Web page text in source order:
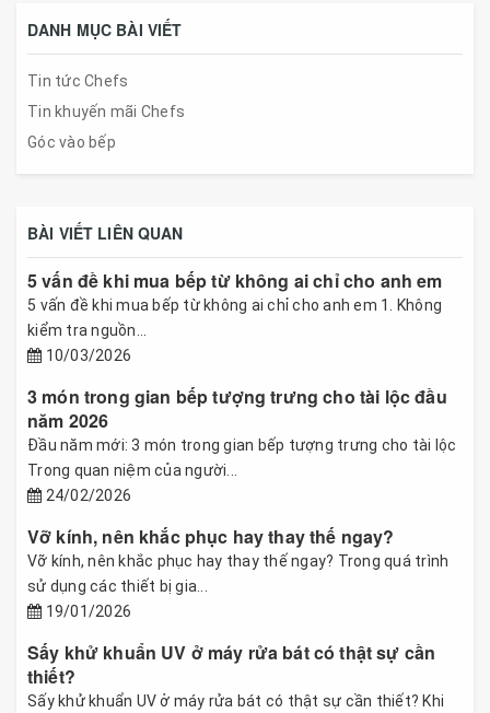
DANH MỤC BÀI VIẾT
Tin tức Chefs
Tin khuyến mãi Chefs
Góc vào bếp
BÀI VIẾT LIÊN QUAN
5 vấn đề khi mua bếp từ không ai chỉ cho anh em
5 vấn đề khi mua bếp từ không ai chỉ cho anh em 1. Không
kiểm tra nguồn...
10/03/2026
3 món trong gian bếp tượng trưng cho tài lộc đầu
năm 2026
Đầu năm mới: 3 món trong gian bếp tượng trưng cho tài lộc
Trong quan niệm của người...
24/02/2026
Vỡ kính, nên khắc phục hay thay thế ngay?
Vỡ kính, nên khắc phục hay thay thế ngay? Trong quá trình
sử dụng các thiết bị gia...
19/01/2026
Sấy khử khuẩn UV ở máy rửa bát có thật sự cần
thiết?
Sấy khử khuẩn UV ở máy rửa bát có thật sự cần thiết? Khi